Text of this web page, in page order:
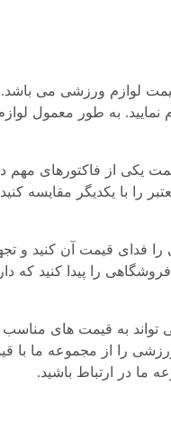
لوازم ورزشی می
نمایید. به طور معمول
یکی از فاکتورهای مهم
را با یکدیگر مقایسه
را فدای قیمت آن کنید و
را پیدا کنید که
تواند به قیمت های
ورزشی را از مجموعه ما با
ما در ارتباط باشید.